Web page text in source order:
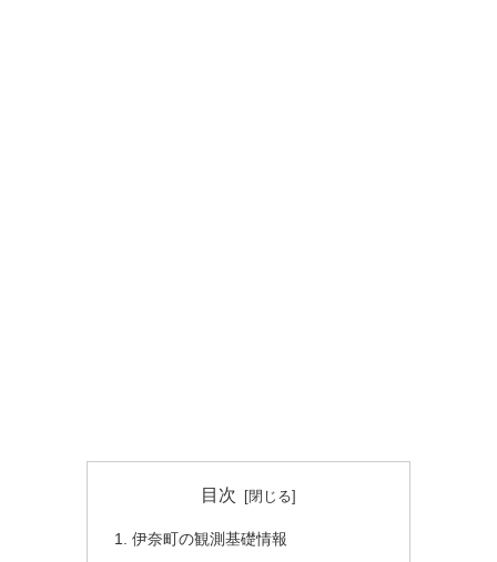
目次
伊奈町の観測基礎情報